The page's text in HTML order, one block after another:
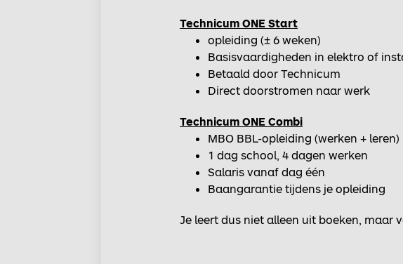
Technicum ONE Start
opleiding (± 6 weken)
Basisvaardigheden in elektro of
Betaald door Technicum
Direct doorstromen naar werk
Technicum ONE Combi
MBO BBL-opleiding (werken + leren)
1 dag school, 4 dagen werken
Salaris vanaf dag één
Baangarantie tijdens je opleiding
Je leert dus niet alleen uit boeken, maar